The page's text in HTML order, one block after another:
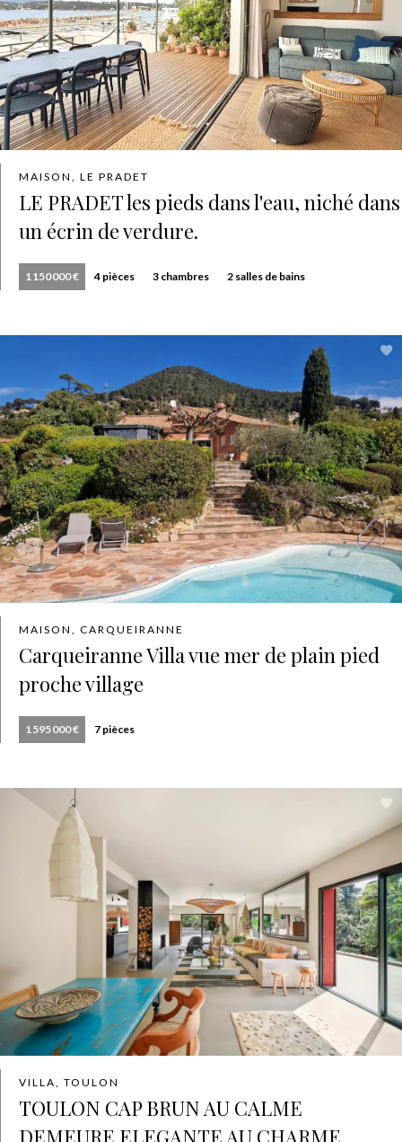
MAISON, LE PRADET
LE PRADET les pieds dans l'eau, niché dans
un écrin de verdure.
1 150 000 € 4 pièces 3 chambres 2 salles de bains
MAISON, CARQUEIRANNE
Carqueiranne Villa vue mer de plain pied
proche village
1 595 000 € 7 pièces
VILLA, TOULON
TOULON CAP BRUN AU CALME